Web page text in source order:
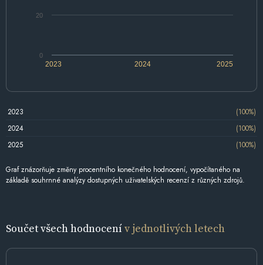
2023 2024 2025
0
20
2023
(100%)
2024
(100%)
2025
(100%)
Graf znázorňuje změny procentního konečného hodnocení, vypočítaného na
základě souhrnné analýzy dostupných uživatelských recenzí z různých zdrojů.
Součet všech hodnocenív jednotlivých letech